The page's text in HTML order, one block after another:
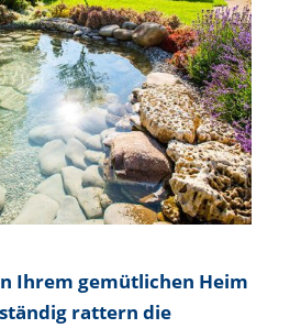
Ihrem gemütlichen Heim
rattern die